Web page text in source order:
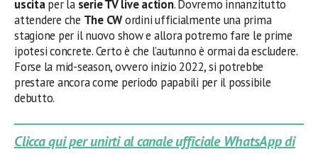
uscitaper la serie TV live action. Dovremo innanzitutto
attendere che The CWordini ufficialmente una prima
stagione per il nuovo show e allora potremo fare le prime
ipotesi concrete. Certo è che l’autunno è ormai da escludere.
Forse la mid-season, ovvero inizio 2022, si potrebbe
prestare ancora come periodo papabili per il possibile
debutto.
Clicca qui per unirti al canale ufficiale WhatsApp di